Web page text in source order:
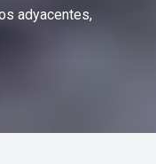
adyacentes,